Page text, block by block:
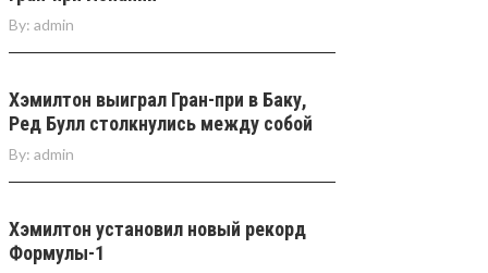
By: admin
Хэмилтон выиграл Гран-при в Баку,
Ред Булл столкнулись между собой
By: admin
Хэмилтон установил новый рекорд
Формулы-1